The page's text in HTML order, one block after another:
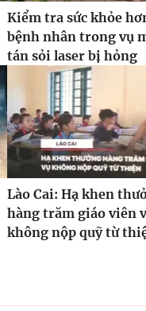
Kiểm tra sức khỏe
bệnh nhân trong vụ
tán sỏi laser bị hỏng
Lào Cai: Hạ khen
hàng trăm giáo viên
không nộp quỹ từ